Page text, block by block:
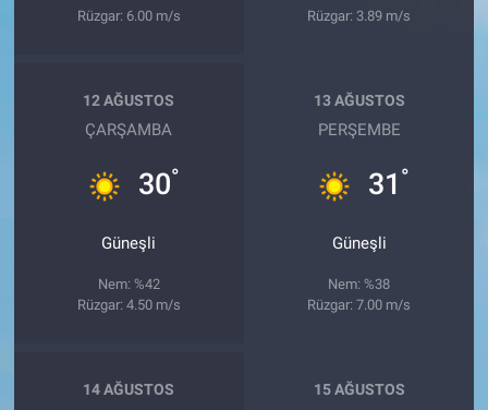
Rüzgar: 6.00 m/s
Rüzgar: 3.89 m/s
12 AĞUSTOS
ÇARŞAMBA
30°
Güneşli
Nem: %42
Rüzgar: 4.50 m/s
13 AĞUSTOS
PERŞEMBE
31 °
Güneşli
Nem: %38
Rüzgar: 7.00 m/s
14 AĞUSTOS 15 AĞUSTOS